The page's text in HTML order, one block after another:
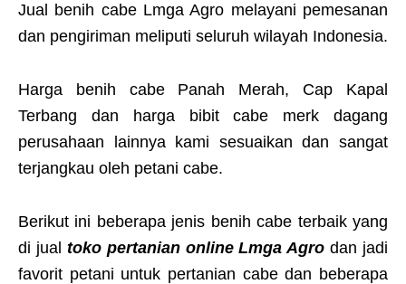
Jual benih cabe Lmga Agro melayani pemesanan
dan pengiriman meliputi seluruh wilayah Indonesia.
Harga benih cabe Panah Merah, Cap Kapal
Terbang dan harga bibit cabe merk dagang
perusahaan lainnya kami sesuaikan dan sangat
terjangkau oleh petani cabe.
Berikut ini beberapa jenis benih cabe terbaik yang
di jual toko pertanian online Lmga Agro dan jadi
favorit petani untuk pertanian cabe dan beberapa